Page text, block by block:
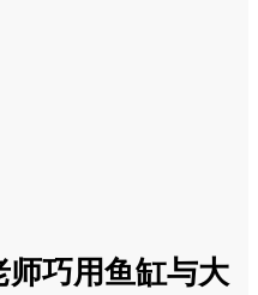
师巧用鱼缸与大